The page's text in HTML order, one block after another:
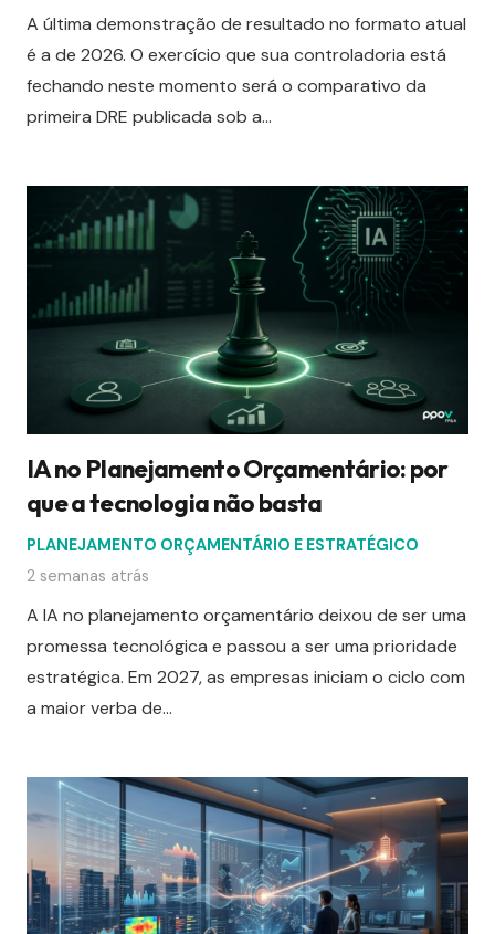
A última demonstração de resultado no formato atual
é a de 2026. O exercício que sua controladoria está
fechando neste momento será o comparativo da
primeira DRE publicada sob a…
IA no Planejamento Orçamentário: por
que a tecnologia não basta
PLANEJAMENTO ORÇAMENTÁRIO E ESTRATÉGICO
2 semanas atrás
A IA no planejamento orçamentário deixou de ser uma
promessa tecnológica e passou a ser uma prioridade
estratégica. Em 2027, as empresas iniciam o ciclo com
a maior verba de…